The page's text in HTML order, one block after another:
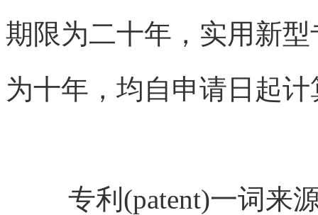
期限为二十年，实用新
为十年，均自申请日起计
专利(patent)一词来